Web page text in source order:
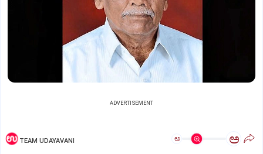
ADVERTISEMENT
TEAM UDAYAVANI ಅ ಅ